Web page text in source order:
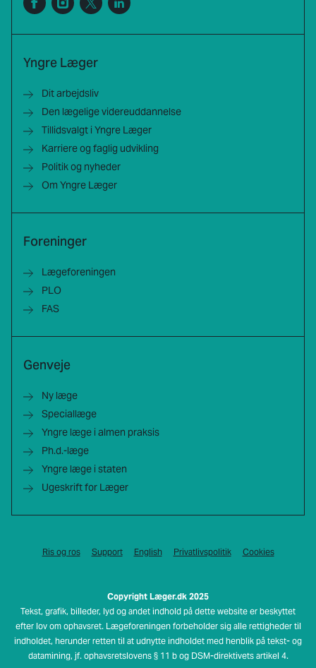
Yngre Læger
Dit arbejdsliv
Den lægelige videreuddannelse
Tillidsvalgt i Yngre Læger
Karriere og faglig udvikling
Politik og nyheder
Om Yngre Læger
Foreninger
Lægeforeningen
PLO
FAS
Genveje
Ny læge
Speciallæge
Yngre læge i almen praksis
Ph.d.-læge
Yngre læge i staten
Ugeskrift for Læger
Ris og ros Support English Privatlivspolitik Cookies
Copyright Læger.dk 2025
Tekst, grafik, billeder, lyd og andet indhold på dette website er beskyttet
efter lov om ophavsret. Lægeforeningen forbeholder sig alle rettigheder til
indholdet, herunder retten til at udnytte indholdet med henblik på tekst- og
datamining, jf. ophavsretslovens § 11 b og DSM-direktivets artikel 4.